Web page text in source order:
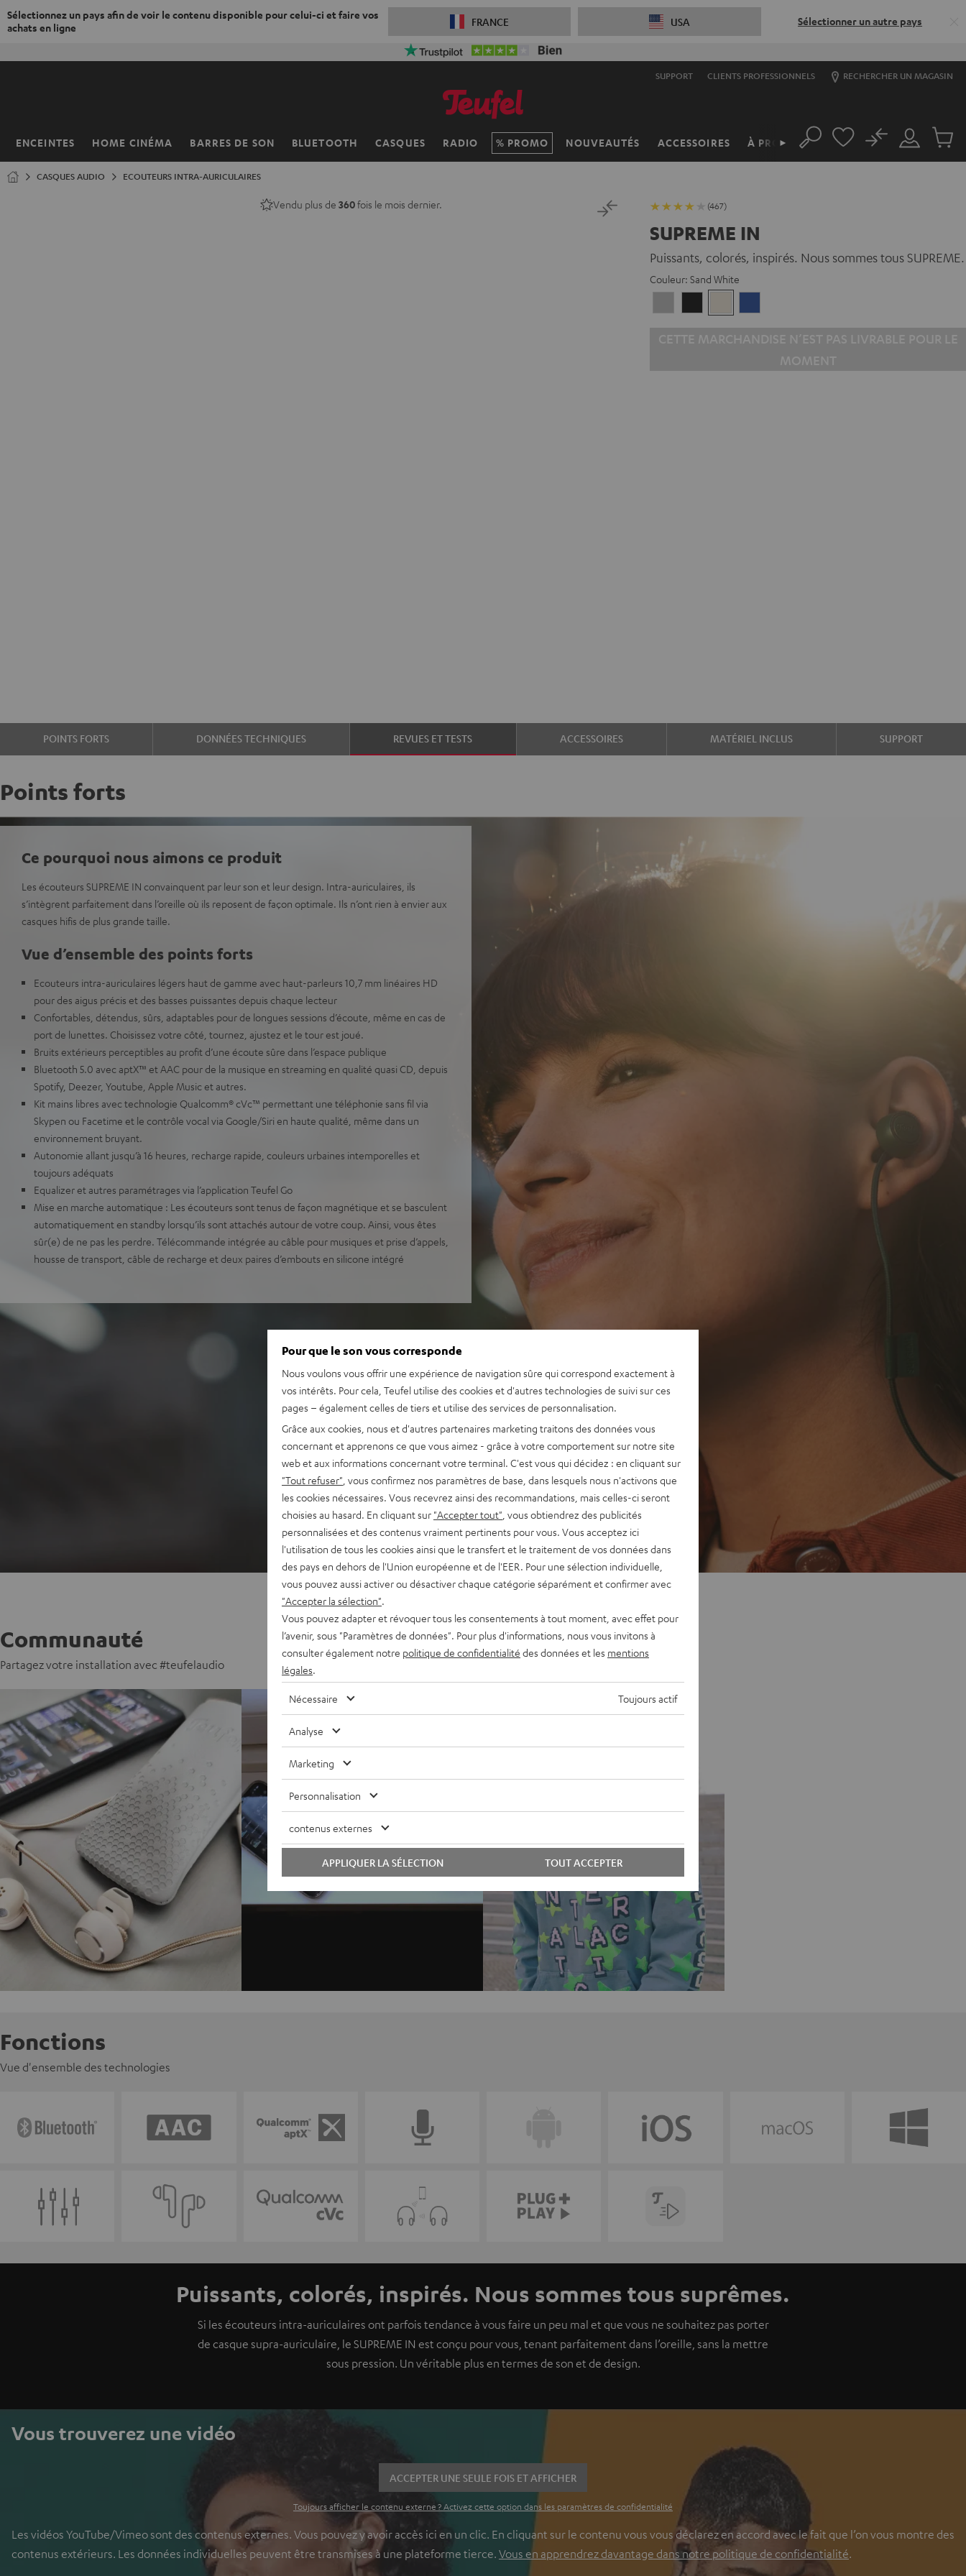
Sélectionnez un pays afin de voir le contenu disponible pour celui-ci et faire vos
achats en ligne
FRANCE USA Sélectionner un autre pays
SUPPORT CLIENTS PROFESSIONNELS RECHERCHER UN MAGASIN
ENCEINTES HOME CINÉMA BARRES DE SON BLUETOOTH CASQUES RADIO PROMO NOUVEAUTÉS ACCESSOIRES À PROPOS
►
Page
Rechercher
Mon
compte
No
CASQUES AUDIO ECOUTEURS INTRA-AURICULAIRES
Vendu plus de 360fois le mois dernier. (467)
SUPREME IN
Puissants, colorés, inspirés. Nous sommes tous SUPREME.
Couleur: Sand White
Gray
Black White
POINTS FORTS DONNÉES TECHNIQUES REVUES ET TESTS ACCESSOIRES MATÉRIEL INCLUS SUPPORT
Points forts
Ce pourquoi nous aimons ce produit
Les écouteurs SUPREME IN convainquent par leur son et leur design. Intra-auriculaires, ils
s’intègrent parfaitement dans l’oreille où ils reposent de façon optimale. Ils n’ont rien à envier aux
casques hifis de plus grande taille.
Vue d’ensemble des points forts
Ecouteurs intra-auriculaires légers haut de gamme avec haut-parleurs 10,7 mm linéaires HD
pour des aigus précis et des basses puissantes depuis chaque lecteur
Confortables, détendus, sûrs, adaptables pour de longues sessions d’écoute, même en cas de
port de lunettes. Choisissez votre côté, tournez, ajustez et le tour est joué.
Bruits extérieurs perceptibles au profit d’une écoute sûre dans l’espace publique
Bluetooth 5.0 avec aptX™ et AAC pour de la musique en streaming en qualité quasi CD, depuis
Spotify, Deezer, Youtube, Apple Music et autres.
Kit mains libres avec technologie Qualcomm® cVc™ permettant une téléphonie sans fil via
Skypen ou Facetime et le contrôle vocal via Google/Siri en haute qualité, même dans un
environnement bruyant.
Autonomie allant jusqu’à 16 heures, recharge rapide, couleurs urbaines intemporelles et
toujours adéquats
Equalizer et autres paramétrages via l’application Teufel Go
Mise en marche automatique : Les écouteurs sont tenus de façon magnétique et se basculent
automatiquement en standby lorsqu’ils sont attachés autour de votre coup. Ainsi, vous êtes
sûr(e) de ne pas les perdre. Télécommande intégrée au câble pour musiques et prise d’appels,
housse de transport, câble de recharge et deux paires d’embouts en silicone intégré
Communauté
Partagez votre installation avec #teufelaudio
Fonctions
Vue d'ensemble des technologies
Puissants, colorés, inspirés. Nous sommes tous suprêmes.
Si les écouteurs intra-auriculaires ont parfois tendance à vous faire un peu mal et que vous ne souhaitez pas porter
de casque supra-auriculaire, le SUPREME IN est conçu pour vous, tenant parfaitement dans l’oreille, sans la mettre
sous pression. Un véritable plus en termes de son et de design.
Vous trouverez une vidéo
ACCEPTER UNE SEULE FOIS ET AFFICHER
Toujours afficher le contenu externe ? Activez cette option dans les paramètres de confidentialité
Les vidéos YouTube/Vimeo sont des contenus externes. Vous pouvez y avoir accès ici en un clic. En cliquant sur le contenu vous vous déclarez en accord avec le fait que l’on vous montre des
contenus extérieurs. Les données individuelles peuvent être transmises à une plateforme tierce. Vous en apprendrez davantage dans notre politique de confidentialité.
Pour que le son vous corresponde
Nous voulons vous offrir une expérience de navigation sûre qui correspond exactement à
vos intérêts. Pour cela, Teufel utilise des cookies et d'autres technologies de suivi sur ces
pages – également celles de tiers et utilise des services de personnalisation.
Grâce aux cookies, nous et d'autres partenaires marketing traitons des données vous
concernant et apprenons ce que vous aimez - grâce à votre comportement sur notre site
web et aux informations concernant votre terminal. C'est vous qui décidez : en cliquant sur
"Tout refuser" , vous confirmez nos paramètres de base, dans lesquels nous n'activons que
les cookies nécessaires. Vous recevrez ainsi des recommandations, mais celles-ci seront
choisies au hasard. En cliquant sur "Accepter tout" , vous obtiendrez des publicités
personnalisées et des contenus vraiment pertinents pour vous. Vous acceptez ici
l'utilisation de tous les cookies ainsi que le transfert et le traitement de vos données dans
des pays en dehors de l'Union européenne et de l'EER. Pour une sélection individuelle,
vous pouvez aussi activer ou désactiver chaque catégorie séparément et confirmer avec
"Accepter la sélection"
Vous pouvez adapter et révoquer tous les consentements à tout moment, avec effet pour
l’avenir, sous "Paramètres de données". Pour plus d'informations, nous vous invitons à
consulter également notre politique de confidentialité des données et les mentions
légales
Nécessaire Toujours actif
Analyse
Marketing
Personnalisation
contenus externes
TOUT ACCEPTER
APPLIQUER LA SÉLECTION